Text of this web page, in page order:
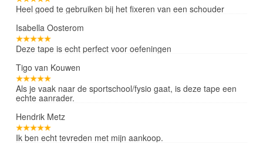
Heel goed te gebruiken bij het fixeren van een schouder
Isabella Oosterom
Deze tape is echt perfect voor oefeningen
Tigo van Kouwen
Als je vaak naar de sportschool/fysio gaat, is deze tape een
echte aanrader.
Hendrik Metz
Ik ben echt tevreden met mijn aankoop.